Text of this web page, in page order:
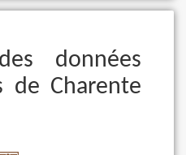
données
de Charente